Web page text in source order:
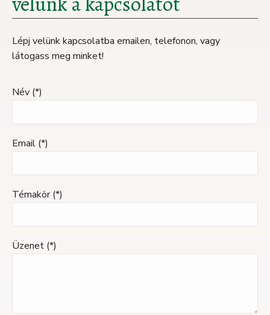
Lépj velünk kapcsolatba emailen, telefonon, vagy
látogass meg minket!
Név (*)
Email (*)
Témakör (*)
Üzenet (*)